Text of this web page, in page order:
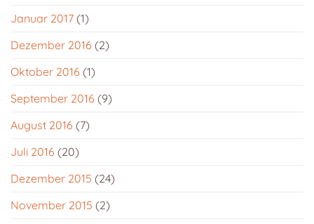
Januar 2017 (1)
Dezember 2016 (2)
Oktober 2016 (1)
September 2016 (9)
August 2016 (7)
Juli 2016 (20)
Dezember 2015 (24)
November 2015 (2)